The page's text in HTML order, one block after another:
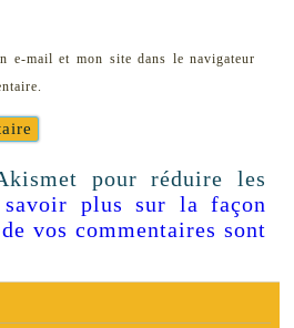
e-mail et mon site dans le navigateur
pour réduire les
plus sur la façon
vos commentaires sont